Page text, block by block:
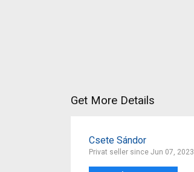
Get More Details
Csete Sándor
Privat seller since Jun 07, 2023